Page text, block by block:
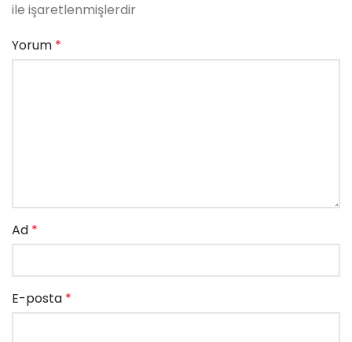
ile işaretlenmişlerdir
Yorum *
Ad *
E-posta *